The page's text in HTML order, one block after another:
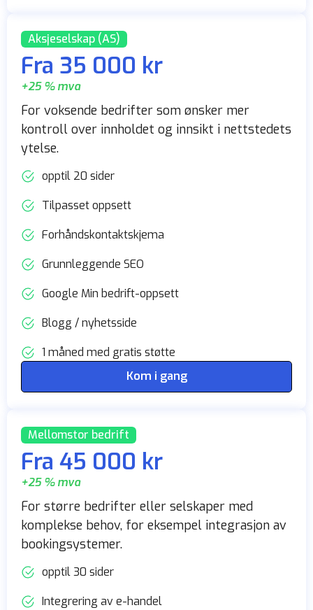
Aksjeselskap (AS)
Fra 35 000 kr
+25 % mva
For voksende bedrifter som ønsker mer
kontroll over innholdet og innsikt i nettstedets
ytelse.
opptil 20 sider
Tilpasset oppsett
Forhåndskontaktskjema
Grunnleggende SEO
Google Min bedrift-oppsett
Blogg / nyhetsside
1 måned med gratis støtte
Kom i gang
Mellomstor bedrift
Fra 45 000 kr
+25 % mva
For større bedrifter eller selskaper med
komplekse behov, for eksempel integrasjon av
bookingsystemer.
opptil 30 sider
Integrering av e-handel